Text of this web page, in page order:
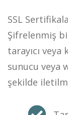
SSL
Şifrelenmiş
tarayıcı veya
sunucu veya
şekilde